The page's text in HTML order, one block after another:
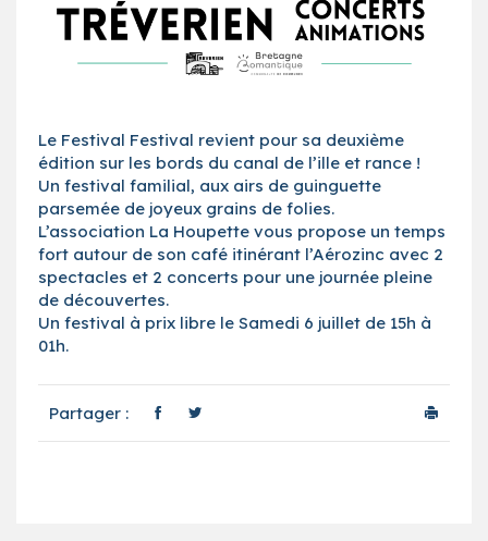
Le Festival Festival revient pour sa deuxième
édition sur les bords du canal de l’ille et rance !
Un festival familial, aux airs de guinguette
parsemée de joyeux grains de folies.
L’association La Houpette vous propose un temps
fort autour de son café itinérant l’Aérozinc avec 2
spectacles et 2 concerts pour une journée pleine
de découvertes.
Un festival à prix libre le Samedi 6 juillet de 15h à
01h.
Partager :